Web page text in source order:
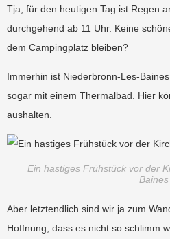
Tja, für den heutigen Tag ist Regen
durchgehend ab 11 Uhr. Keine
dem Campingplatz bleiben?
Immerhin ist Niederbronn-Les-
sogar mit einem Thermalbad. Hier
aushalten.
Ein hastiges Frühstück vor der
Baines
Aber letztendlich sind wir ja zum
Hoffnung, dass es nicht so schlimm